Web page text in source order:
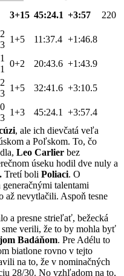
3+15 45:24.1 +3:57
220
1+5 11:37.4 +1:46.8
0+2 20:43.6 +1:43.9
1+5 32:41.6 +3:10.5
1+3 45:24.1
+3:57.4
, ale ich dievčatá veľa
a Poľskom. To, čo
Leo Carlier bez
úseku hodil dve nuly a
Tretí boli Poliaci. O
generačnými talentami
až nevytlačili. Aspoň tesne
a presne strieľať, bežecká
verili, že to by mohla byť
Badáňom. Pre Adélu to
biatlone rovno v tejto
na to, že v nominačných
28/30. No vzhľadom na to,